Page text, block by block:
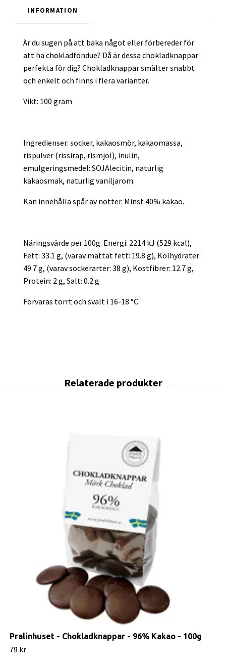
INFORMATION
Är du sugen på att baka något eller förbereder för
att ha chokladfondue? Då är dessa chokladknappar
perfekta för dig? Chokladknappar smälter snabbt
och enkelt och finns i flera varianter.
Vikt: 100 gram
Ingredienser: socker, kakaosmör, kakaomassa,
rispulver (rissirap, rismjöl), inulin,
emulgeringsmedel: SOJAlecitin, naturlig
kakaosmak, naturlig vaniljarom.
Kan innehålla spår av nötter. Minst 40% kakao.
Näringsvärde per 100g: Energi: 2214 kJ (529 kcal),
Fett: 33.1 g, (varav mättat fett: 19.8 g), Kolhydrater:
49.7 g, (varav sockerarter: 38 g), Kostfibrer: 12.7 g,
Protein: 2 g, Salt: 0.2 g
Förvaras torrt och svalt i 16-18 °C.
Pralinhuset - Chokladknappar - 96% Kakao - 100g
79 kr